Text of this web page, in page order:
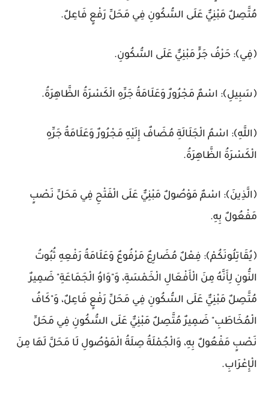
مُتَّصِلٌ مَبْنِيٌّ عَلَى السُّكُونِ فِي مَحَلِّ رَفْعٍ فَاعِلٌ.
﴿فِي﴾: حَرْفُ جَرٍّ مَبْنِيٌّ عَلَى السُّكُونِ.
﴿سَبِيلِ﴾: اسْمٌ مَجْرُورٌ وَعَلَامَةُ جَرِّهِ الْكَسْرَةُ الظَّاهِرَةُ.
﴿اللَّهِ﴾: اسْمُ الْجَلَالَةِ مُضَافٌ إِلَيْهِ مَجْرُورٌ وَعَلَامَةُ جَرِّهِ
الْكَسْرَةُ الظَّاهِرَةُ.
﴿الَّذِينَ﴾: اسْمٌ مَوْصُولٌ مَبْنِيٌّ عَلَى الْفَتْحِ فِي مَحَلِّ نَصْبٍ
مَفْعُولٌ بِهِ.
﴿يُقَاتِلُونَكُمْ﴾: فِعْلٌ مُضَارِعٌ مَرْفُوعٌ وَعَلَامَةُ رَفْعِهِ ثُبُوتُ
النُّونِ لِأَنَّهُ مِنَ الْأَفْعَالِ الْخَمْسَةِ، وَ"وَاوُ الْجَمَاعَةِ" ضَمِيرٌ
مُتَّصِلٌ مَبْنِيٌّ عَلَى السُّكُونِ فِي مَحَلِّ رَفْعٍ فَاعِلٌ، وَ"كَافُ
الْمُخَاطَبِ" ضَمِيرٌ مُتَّصِلٌ مَبْنِيٌّ عَلَى السُّكُونِ فِي مَحَلِّ
نَصْبٍ مَفْعُولٌ بِهِ، وَالْجُمْلَةُ صِلَةُ الْمَوْصُولِ لَا مَحَلَّ لَهَا مِنَ
الْإِعْرَابِ.